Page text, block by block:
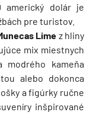
americký dolár je
pre turistov.
Lime z hliny
mix miestnych
kameňa
alebo dokonca
a figúrky ručne
inšpirované